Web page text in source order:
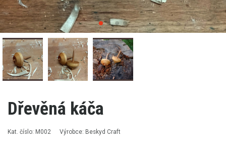
Dřevěná káča
Kat. číslo: M002 Výrobce: Beskyd Craft